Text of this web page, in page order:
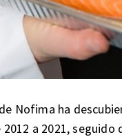
Nofima ha
a 2021,